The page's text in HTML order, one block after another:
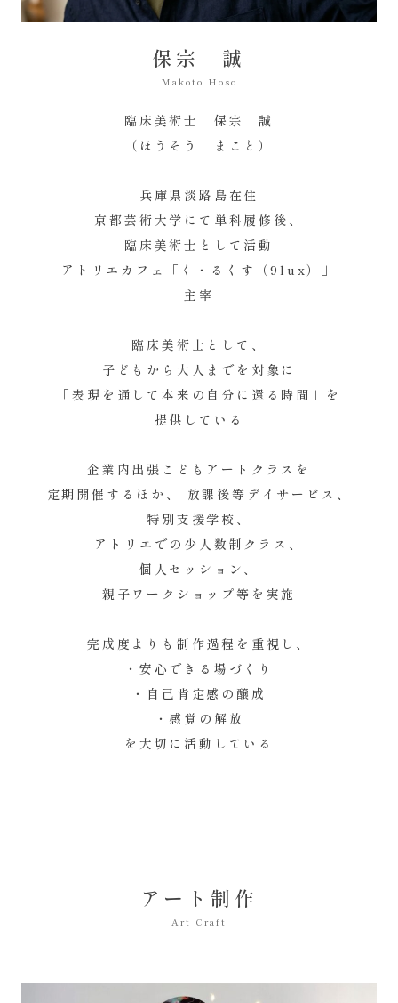
保宗 誠
Makoto Hoso
臨床美術士 保宗 誠
（ほうそう まこと）
兵庫県淡路島在住
京都芸術大学にて単科履修後、
臨床美術士として活動
アトリエカフェ「く・るくす（9lux）」
主宰
臨床美術士として、
子どもから大人までを対象に
「表現を通して本来の自分に還る時間」を
提供している
企業内出張こどもアートクラスを
定期開催するほか、 放課後等デイサービス、
特別支援学校、
アトリエでの少人数制クラス、
個人セッション、
親子ワークショップ等を実施
完成度よりも制作過程を重視し、
・安心できる場づくり
・自己肯定感の醸成
・感覚の解放
を大切に活動している
アート制作
Art Craft